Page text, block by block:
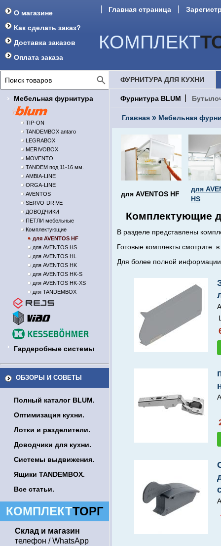
О магазине
Как сделать заказ?
Доставка заказов
Оплата заказа
Главная страница
КОМПЛЕКТ
Мебельная фурнитура
TIP-ON
TANDEMBOX antaro
LEGRABOX
MERIVOBOX
MOVENTO
TANDEM под 11-16 мм.
AMBIA-LINE
ORGA-LINE
AVENTOS
SERVO-DRIVE
ДОВОДЧИКИ
ПЕТЛИ мебельные
Комплектующие
для AVENTOS HF
для AVENTOS HS
для AVENTOS HL
для AVENTOS HK
для AVENTOS HK-S
для AVENTOS HK-XS
для TANDEMBOX
Гардеробные системы
ОБЗОРЫ И СОВЕТЫ
Полный каталог BLUM.
Оптимизация кухни.
Лотки и разделители.
Доводчики для кухни.
Системы выдвижения.
Ящики TANDEMBOX.
Все статьи.
КОМПЛЕКТТОРГ
Склад и магазин
телефон / WhatsApp
ФУРНИТУРА ДЛЯ КУХНИ
Фурнитура BLUM
Главная » Мебельная
для AVENTOS HF
для
HS
Комплектующие
В разделе представлены
Готовые комплекты смотрите
Для более полной информации